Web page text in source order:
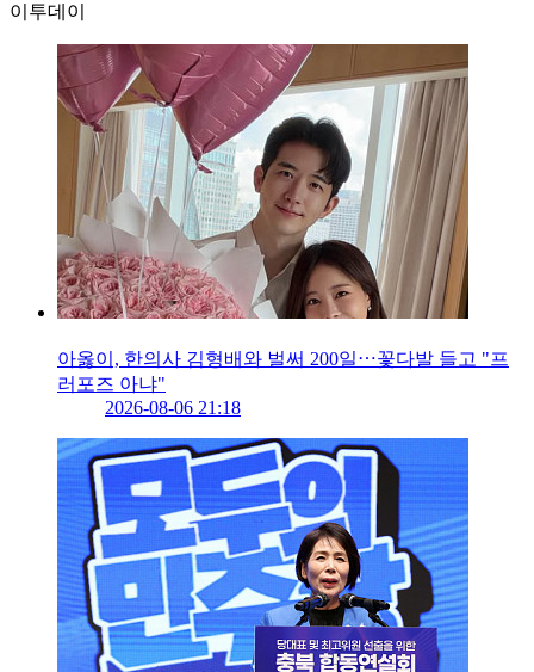
이투데이
아옳이, 한의사 김형배와 벌써 200일⋯꽃다발 들고 "프
러포즈 아냐"
2026-08-06 21:18